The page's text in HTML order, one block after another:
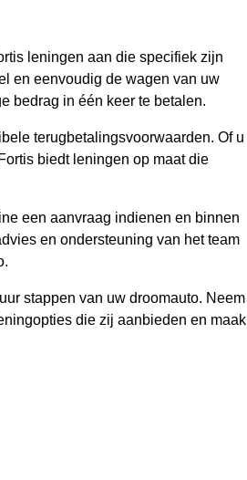
leningen aan die specifiek zijn
en eenvoudig de wagen van uw
bedrag in één keer te betalen.
terugbetalingsvoorwaarden. Of u
biedt leningen op maat die
een aanvraag indienen en binnen
en ondersteuning van het team
stappen van uw droomauto. Neem
die zij aanbieden en maak